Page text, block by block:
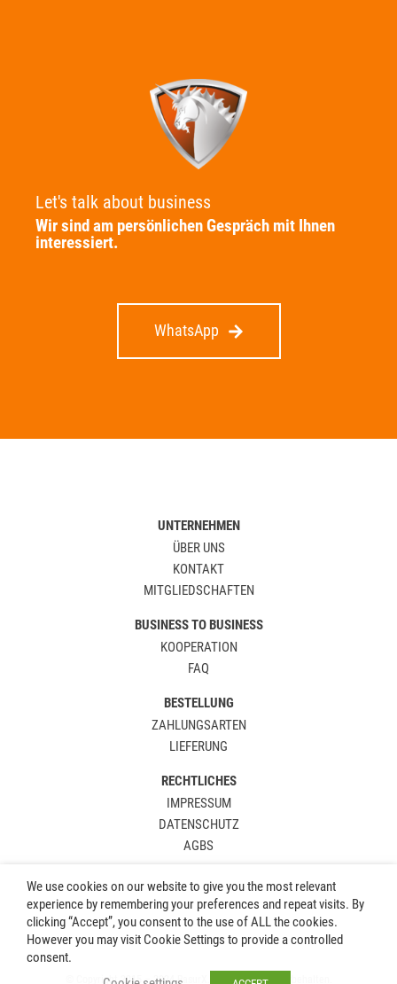
Let's talk about business
Wir sind am persönlichen Gespräch mit Ihnen
interessiert.
WhatsApp
UNTERNEHMEN
ÜBER UNS
KONTAKT
MITGLIEDSCHAFTEN
BUSINESS TO BUSINESS
KOOPERATION
FAQ
BESTELLUNG
ZAHLUNGSARTEN
LIEFERUNG
RECHTLICHES
IMPRESSUM
DATENSCHUTZ
AGBS
© Copyright 2015 – 2024 RasurX.de. Alle Rechte vorbehalten.
We use cookies on our website to give you the most relevant
experience by remembering your preferences and repeat visits. By
clicking “Accept”, you consent to the use of ALL the cookies.
However you may visit Cookie Settings to provide a controlled
consent.